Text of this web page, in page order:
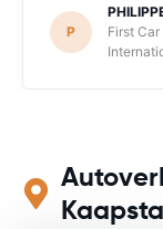
P
First